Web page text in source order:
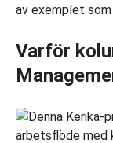
av exemplet
Varför